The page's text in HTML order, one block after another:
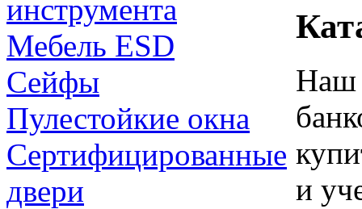
инструмента
Мебель ESD
Сейфы
Пулестойкие окна
Сертифицированные
двери
Наш
и